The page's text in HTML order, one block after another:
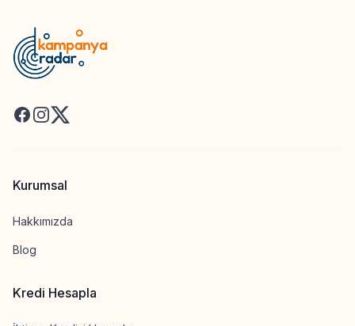
Facebook
Instagram
X
Kurumsal
Hakkımızda
Blog
Kredi Hesapla